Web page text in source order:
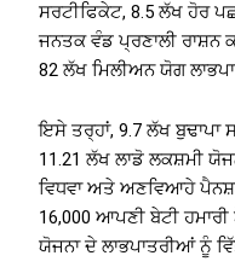
ਸਰਟੀਫਿਕੇਟ, 8.5 ਲੱਖ ਹੋਰ
ਜਨਤਕ ਵੰਡ ਪ੍ਰਣਾਲੀ
82 ਲੱਖ ਮਿਲੀਅਨ ਯੋਗ
ਇਸੇ ਤਰ੍ਹਾਂ, 9.7 ਲੱਖ ਬੁਢਾਪਾ
11.21 ਲੱਖ ਲਾਡੋ ਲਕਸ਼ਮੀ
ਵਿਧਵਾ ਅਤੇ ਅਣਵਿਆਹੇ
16,000 ਆਪਣੀ ਬੇਟੀ
ਯੋਜਨਾ ਦੇ ਲਾਭਪਾਤਰੀਆਂ ਨੂੰ